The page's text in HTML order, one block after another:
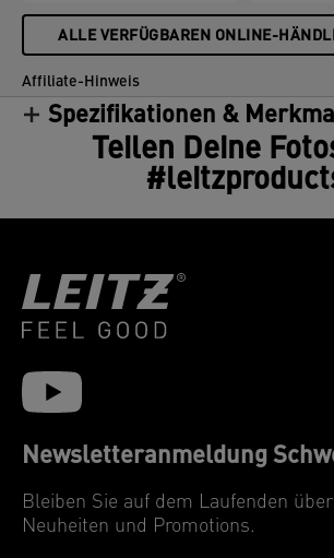
ALLE VERFÜGBAREN ONLINE-
Affiliate-Hinweis
Spezifikationen &
Teilen Deine
Newsletteranmeldung
Bleiben Sie auf dem Laufenden
Neuheiten und Promotions.